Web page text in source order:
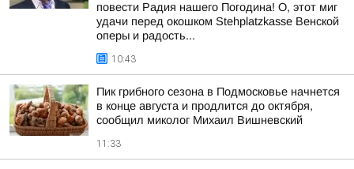
повести Радия нашего Погодина! О, этот миг
удачи перед окошком Stehplatzkasse Венской
оперы и радость...
10:43
Пик грибного сезона в Подмосковье начнется
в конце августа и продлится до октября,
сообщил миколог Михаил Вишневский
11:33